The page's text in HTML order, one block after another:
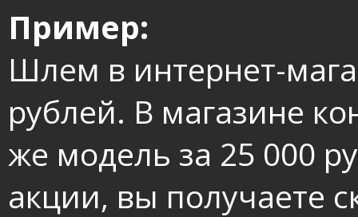
Пример:
Шлем в интернет-
рублей. В магазине
же модель за 25 000
акции, вы получаете